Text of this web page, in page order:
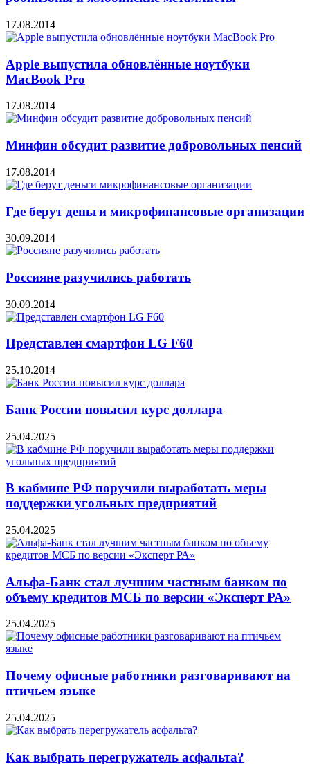
17.08.2014
Apple выпустила обновлённые ноутбуки
MacBook Pro
17.08.2014
Минфин обсудит развитие добровольных пенсий
17.08.2014
Где берут деньги микрофинансовые организации
30.09.2014
Россияне разучились работать
30.09.2014
Представлен смартфон LG F60
25.10.2014
Банк России повысил курс доллара
25.04.2025
В кабмине РФ поручили выработать меры
поддержки угольных предприятий
25.04.2025
Альфа-Банк стал лучшим частным банком по
объему кредитов МСБ по версии «Эксперт РА»
25.04.2025
Почему офисные работники разговаривают на
птичьем языке
25.04.2025
Как выбрать перегружатель асфальта?